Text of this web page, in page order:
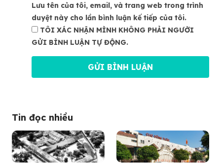
Lưu tên của tôi, email, và trang web trong trình
duyệt này cho lần bình luận kế tiếp của tôi.
TÔI XÁC NHẬN MÌNH KHÔNG PHẢI NGƯỜI
GỬI BÌNH LUẬN TỰ ĐỘNG.
Tin đọc nhiều